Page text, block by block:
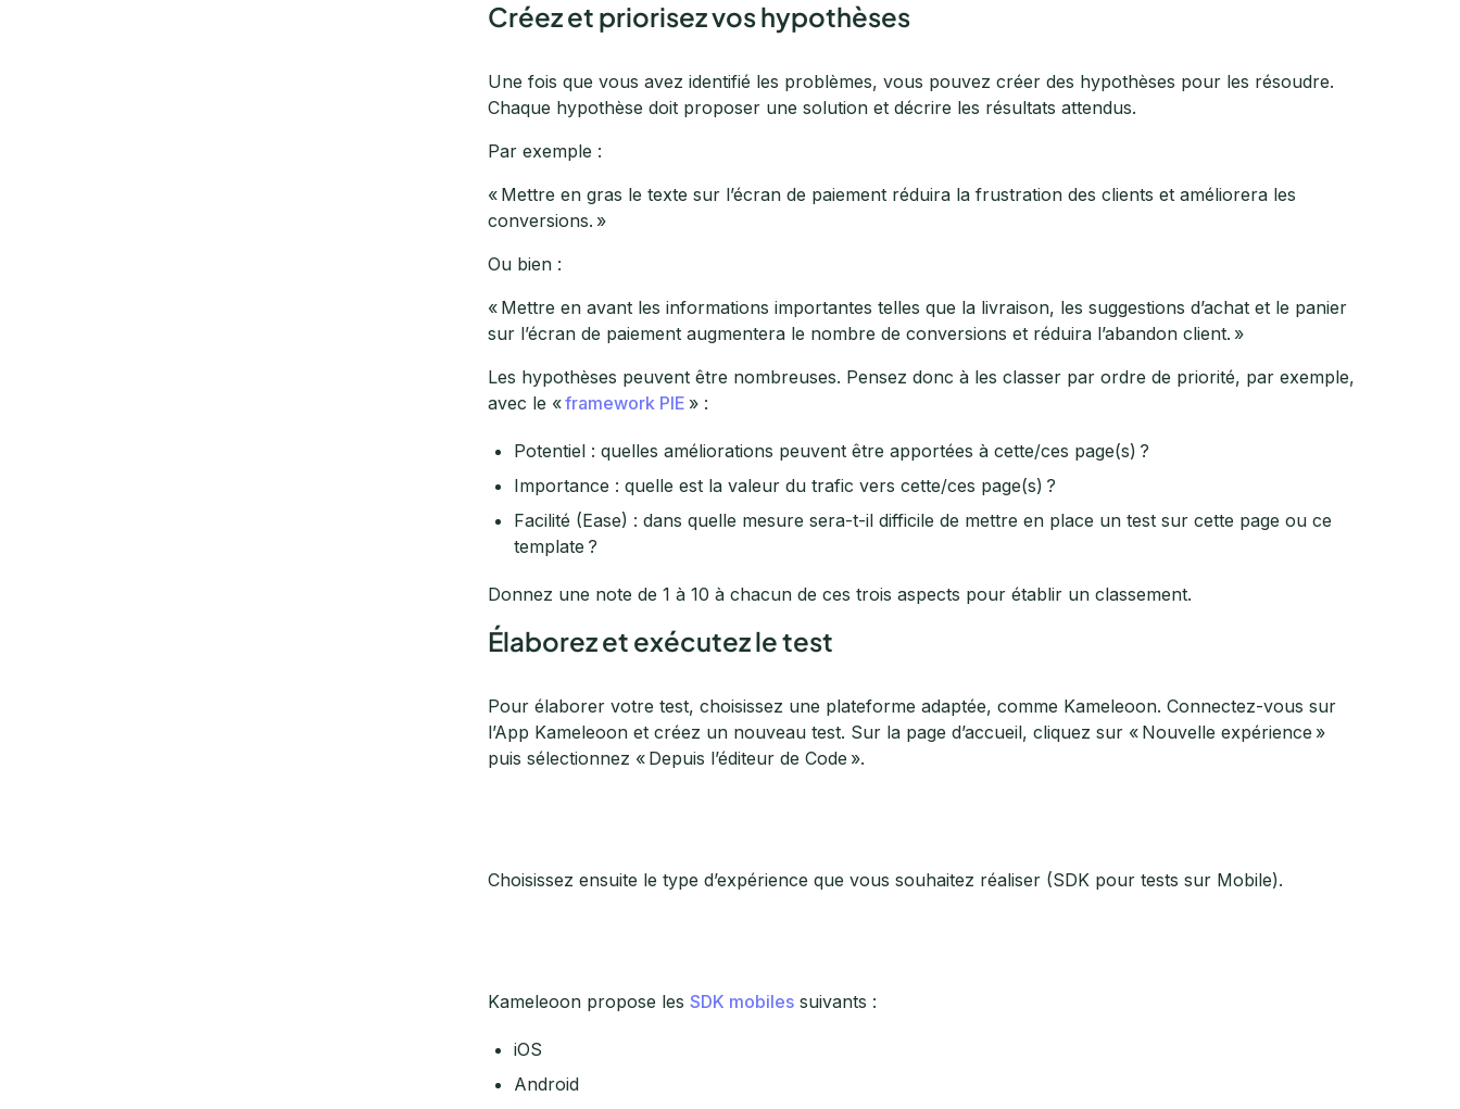
Créez et priorisez vos hypothèses
Une fois que vous avez identifié les problèmes, vous pouvez créer des hypothèses pour les résoudre.
Chaque hypothèse doit proposer une solution et décrire les résultats attendus.
Par exemple :
« Mettre en gras le texte sur l’écran de paiement réduira la frustration des clients et améliorera les
conversions. »
Ou bien :
« Mettre en avant les informations importantes telles que la livraison, les suggestions d’achat et le panier
sur l’écran de paiement augmentera le nombre de conversions et réduira l’abandon client. »
Les hypothèses peuvent être nombreuses. Pensez donc à les classer par ordre de priorité, par exemple,
avec le «framework PIE » :
Potentiel : quelles améliorations peuvent être apportées à cette/ces page(s) ?
Importance : quelle est la valeur du trafic vers cette/ces page(s) ?
Facilité (Ease) : dans quelle mesure sera-t-il difficile de mettre en place un test sur cette page ou ce
template ?
Donnez une note de 1 à 10 à chacun de ces trois aspects pour établir un classement.
Élaborez et exécutez le test
Pour élaborer votre test, choisissez une plateforme adaptée, comme Kameleoon. Connectez-vous sur
l’App Kameleoon et créez un nouveau test. Sur la page d’accueil, cliquez sur « Nouvelle expérience »
puis sélectionnez « Depuis l’éditeur de Code ».
Choisissez ensuite le type d’expérience que vous souhaitez réaliser (SDK pour tests sur Mobile).
Kameleoon propose les SDK mobilessuivants :
iOS
Android